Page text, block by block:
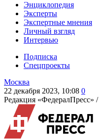
Энциклопедия
Эксперты
Экспертные мнения
Личный взгляд
Интервью
Подписка
Спецпроекты
Москва
22 декабря 2023, 10:08 0
Редакция «ФедералПресс» /